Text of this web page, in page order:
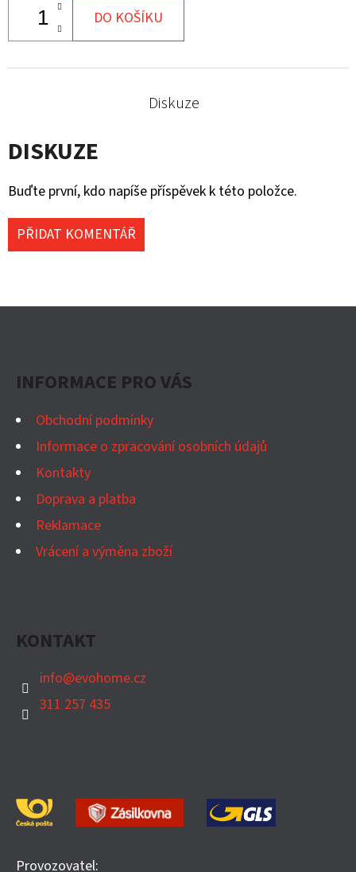
DO KOŠÍKU
Diskuze
DISKUZE
Buďte první, kdo napíše příspěvek k této položce.
PŘIDAT KOMENTÁŘ
INFORMACE PRO VÁS
Obchodní podmínky
Informace o zpracování osobních údajů
Kontakty
Doprava a platba
Reklamace
Vrácení a výměna zboží
KONTAKT
info@evohome.cz
311 257 435
Provozovatel: